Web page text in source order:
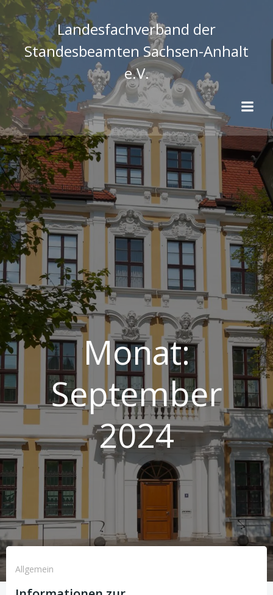
Inhalt
springen
Landesfachverband der
Standesbeamten Sachsen-Anhalt
e.V.
Monat:
September
2024
Allgemein